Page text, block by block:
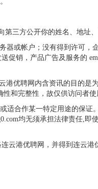
三方公开你的姓名、地址、
器或帐户；没有得到许可，
销，产品广告及服务的
优聘网内含资讯的目的是
和完整性，故仅供访问者使
适合作某一特定用途的保证
均无须承担法律责任,即
云港优聘网，并得到连云港